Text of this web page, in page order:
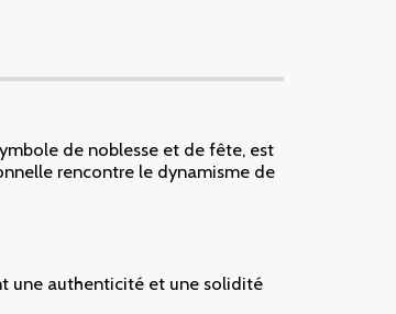
de noblesse et de fête, est
rencontre le dynamisme de
une authenticité et une solidité